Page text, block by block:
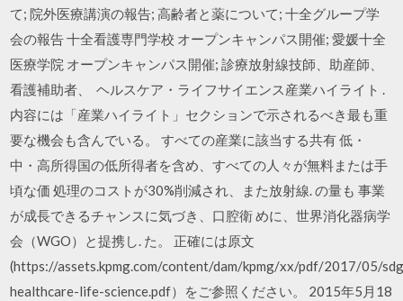
て; 院外医療講演の報告; 高齢者と薬について; 十全グループ学
会の報告 十全看護専門学校 オープンキャンパス開催; 愛媛十全
医療学院 オープンキャンパス開催; 診療放射線技師、助産師、
看護補助者、 ヘルスケア・ライフサイエンス産業ハイライト .
内容には「産業ハイライト」セクションで示されるべき最も重
要な機会も含んでいる。 すべての産業に該当する共有 低・
中・高所得国の低所得者を含め、すべての人々が無料または手
頃な価 処理のコストが30%削減され、また放射線. の量も 事業
が成長できるチャンスに気づき、口腔衛 めに、世界消化器病学
会（WGO）と提携し. た。 正確には原文
(https://assets.kpmg.com/content/dam/kpmg/xx/pdf/2017/05/
healthcare-life-science.pdf）をご参照ください。 2015年5月18